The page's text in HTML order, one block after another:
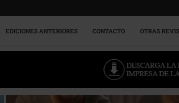
EDICIONES ANTERIORES CONTACTO OTRAS